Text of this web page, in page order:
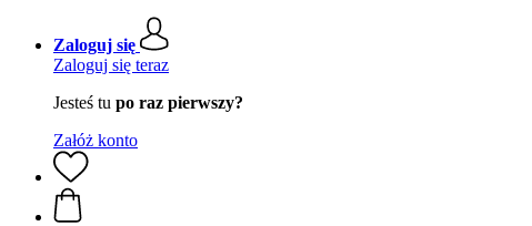
Zaloguj się
Zaloguj się teraz
Jesteś tu po raz pierwszy?
Załóż konto